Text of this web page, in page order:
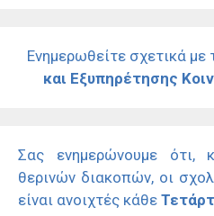
Ενημερωθείτε σχετικά με
και Εξυπηρέτησης
Σας ενημερώνουμε ότι,
θερινών διακοπών, οι
είναι ανοιχτές κάθε